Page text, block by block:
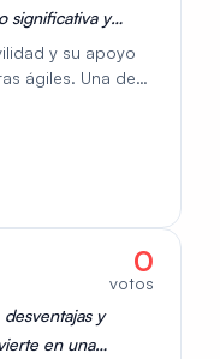
significativa y
escenarios de
y su apoyo
ágiles. Una de
0
votos
y
en una